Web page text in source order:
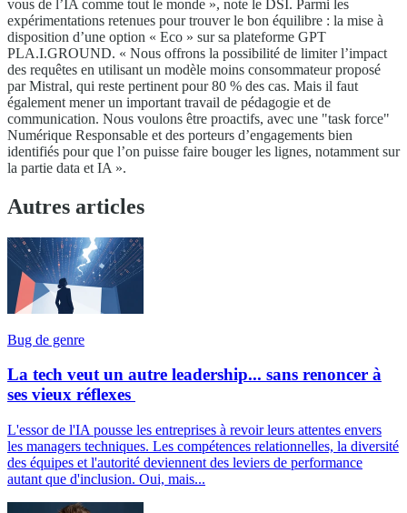
vous de l’IA comme tout le monde », note le DSI. Parmi les
expérimentations retenues pour trouver le bon équilibre : la mise à
disposition d’une option « Eco » sur sa plateforme GPT
PLA.I.GROUND. « Nous offrons la possibilité de limiter l’impact
des requêtes en utilisant un modèle moins consommateur proposé
par Mistral, qui reste pertinent pour 80 % des cas. Mais il faut
également mener un important travail de pédagogie et de
communication. Nous voulons être proactifs, avec une "task force"
Numérique Responsable et des porteurs d’engagements bien
identifiés pour que l’on puisse faire bouger les lignes, notamment sur
la partie data et IA ».
Autres articles
Bug de genre
La tech veut un autre leadership... sans renoncer à
ses vieux réflexes
L'essor de l'IA pousse les entreprises à revoir leurs attentes envers
les managers techniques. Les compétences relationnelles, la diversité
des équipes et l'autorité deviennent des leviers de performance
autant que d'inclusion. Oui, mais...